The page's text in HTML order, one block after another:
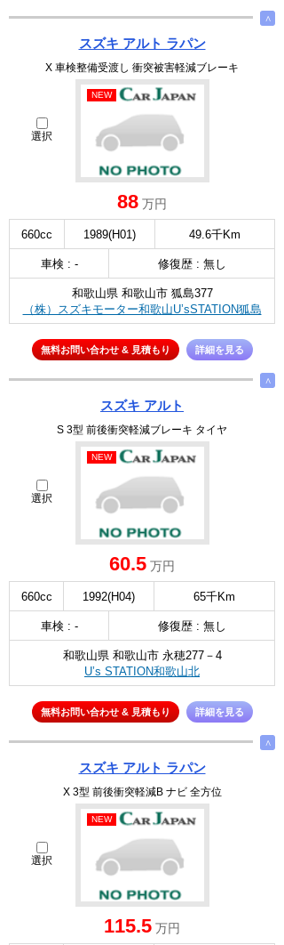
∧
スズキ アルト ラパン
X 車検整備受渡し 衝突被害軽減ブレーキ
選択
NEW
88 万円
660cc 1989(H01) 49.6千Km
車検 : - 修復歴 : 無し
和歌山県 和歌山市 狐島377
（株）スズキモーター和歌山U’sSTATION狐島
無料お問い合わせ & 見積もり 詳細を見る
∧
スズキ アルト
S 3型 前後衝突軽減ブレーキ タイヤ
選択
NEW
60.5 万円
660cc 1992(H04) 65千Km
車検 : - 修復歴 : 無し
和歌山県 和歌山市 永穂277－4
U’s STATION和歌山北
無料お問い合わせ & 見積もり 詳細を見る
∧
スズキ アルト ラパン
X 3型 前後衝突軽減B ナビ 全方位
選択
NEW
115.5 万円